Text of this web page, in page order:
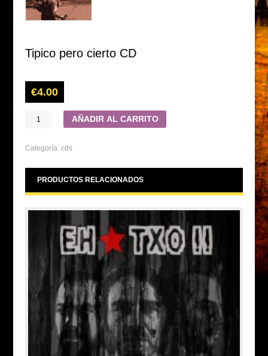
Tipico pero cierto CD
€4.00
AÑADIR AL CARRITO
Categoría:cds
PRODUCTOS RELACIONADOS